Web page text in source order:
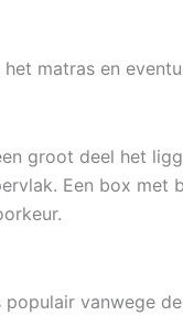
matras en
groot deel het
Een box
vanwege